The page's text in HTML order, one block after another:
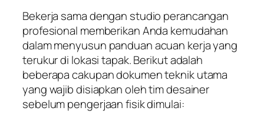
Bekerja sama dengan studio perancangan
profesional memberikan Anda kemudahan
dalam menyusun panduan acuan kerja yang
terukur di lokasi tapak. Berikut adalah
beberapa cakupan dokumen teknik utama
yang wajib disiapkan oleh tim desainer
sebelum pengerjaan fisik dimulai: